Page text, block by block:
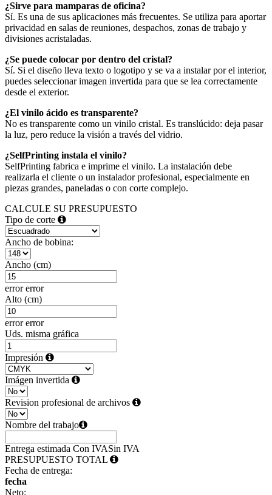
¿Sirve para mamparas de oficina?
Sí. Es una de sus aplicaciones más frecuentes. Se utiliza para aportar
privacidad en salas de reuniones, despachos, zonas de trabajo y
divisiones acristaladas.
¿Se puede colocar por dentro del cristal?
Sí. Si el diseño lleva texto o logotipo y se va a instalar por el interior,
puedes seleccionar imagen invertida para que se lea correctamente
desde el exterior.
¿El vinilo ácido es transparente?
No es transparente como un vinilo cristal. Es translúcido: deja pasar
la luz, pero reduce la visión a través del vidrio.
¿SelfPrinting instala el vinilo?
SelfPrinting fabrica e imprime el vinilo. La instalación debe
realizarla el cliente o un instalador profesional, especialmente en
piezas grandes, paneladas o con corte complejo.
CALCULE SU PRESUPUESTO
Tipo de corte
Ancho de bobina:
Ancho (cm)
error error
Alto (cm)
error error
Uds. misma gráfica
Impresión
Imágen invertida
Revision profesional de archivos
Nombre del trabajo
Entrega estimada Con IVASin IVA
PRESUPUESTO TOTAL
Fecha de entrega:
fecha
Neto: